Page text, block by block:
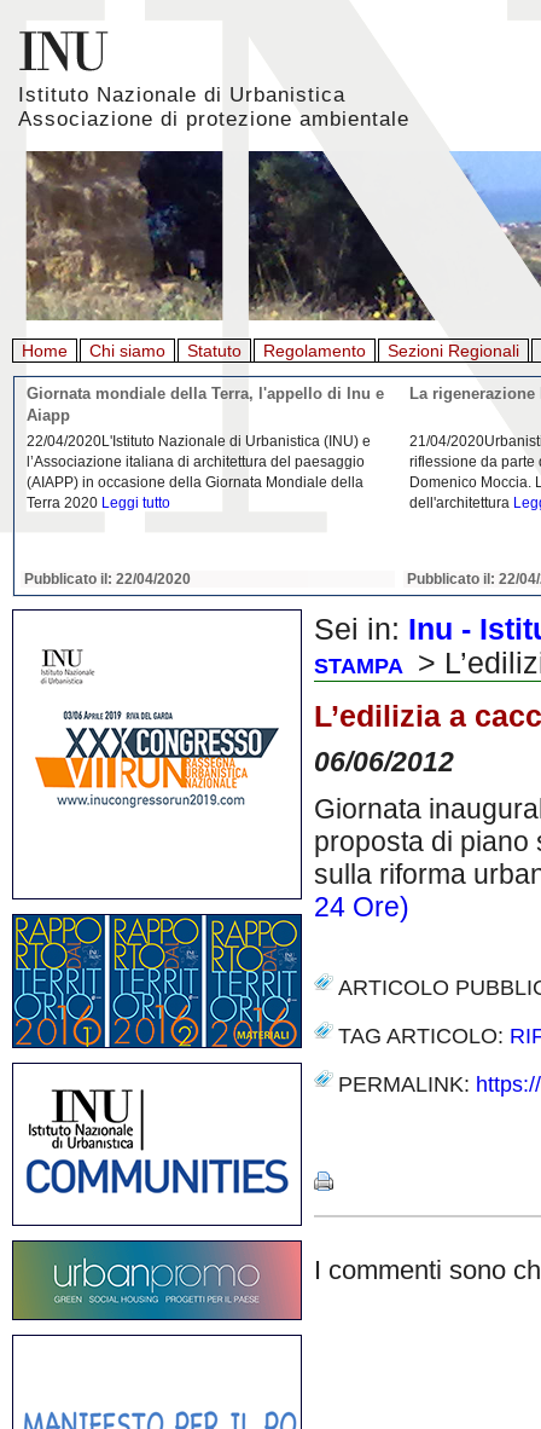
Istituto Nazionale di Urbanistica
Associazione di protezione ambientale
Home Chi siamo Statuto Regolamento Sezioni Regionali
Giornata mondiale della Terra, l'appello di Inu e
Aiapp
22/04/2020L'Istituto Nazionale di Urbanistica (INU) e
l’Associazione italiana di architettura del paesaggio
(AIAPP) in occasione della Giornata Mondiale della
Terra 2020 Leggi tutto
Pubblicato il: 22/04/2020
La
21/04/
riflessione da parte
Domenico Moccia.
dell'architettura
Pubblicato il: 22/
Sei in: Inu -
STAMPA
>
L’edilizia a
06/06/2012
Giornata
proposta di piano
sulla riforma
24 Ore)
ARTICOLO
TAG ARTICOLO:
PERMALINK:
I commenti sono